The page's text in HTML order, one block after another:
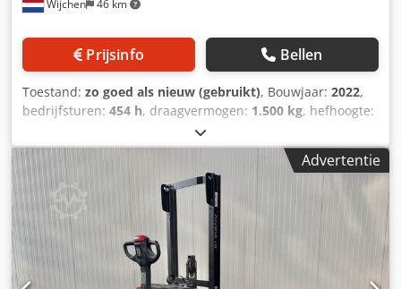
Wijchen 46 km
Prijsinfo Bellen
Toestand: zo goed als nieuw (gebruikt), Bouwjaar: 2022,
bedrijfsturen: 454 h, draagvermogen: 1.500 kg, hefhoogte:
elektrisch
bouwhoogte:2.400 mm, Manufacturer + model:ACTIL N 15
S - TTFY Mast:3F5400 ID:26064.0363 Cat.:Demo
Mast:3F5400 Lowered height:2400 mm Lifting height:5400
mm Capacity:1500 kg Year:2022 Hours:454 hours
Crjdpfxjzq Unbe Agyof Capacity:24v / 775ah Options:DEMO
!!MINI heftruckje - Orderpicker - Contra stapelaar ( 3 in 1 !!
)- Dubbele besturing - Triplex - FFL mast - S.s. & Spreider -
Kantelbaar vorkenbord - Verstralers - 2 x Bleuspot - met
Advertentie